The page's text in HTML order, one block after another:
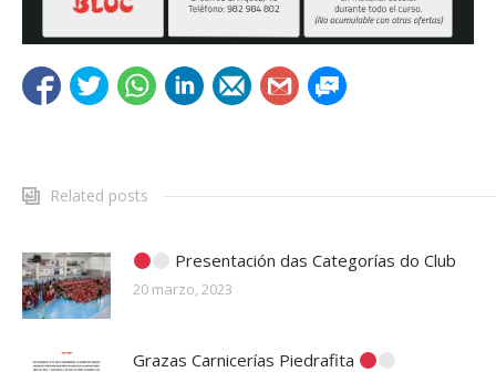
Related posts
Presentación das Categorías do Club
20 marzo, 2023
Grazas Carnicerías Piedrafita